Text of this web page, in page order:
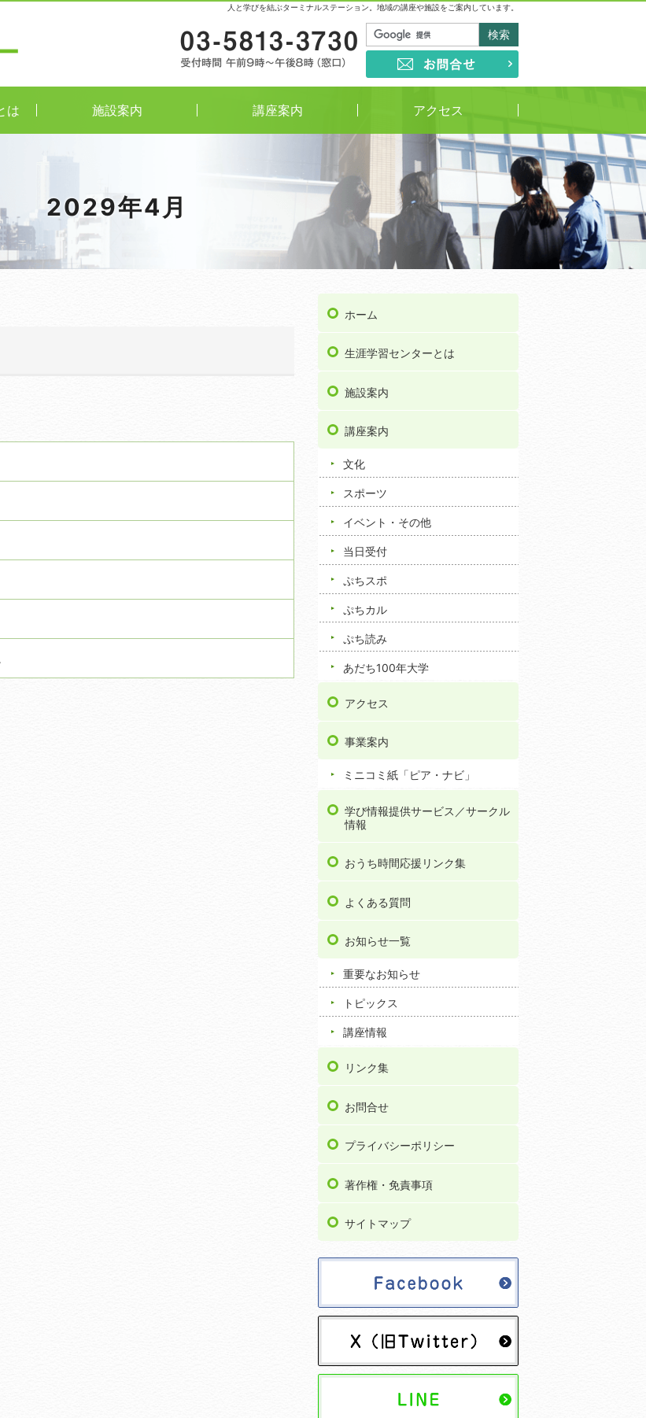
2029年4月
人と学びを結ぶターミナルステーション。地域の講座や施設をご案内しています。
ホーム
生涯学習センターとは
施設案内
講座案内
文化
スポーツ
イベント・その他
当日受付
ぷちスポ
ぷちカル
ぷち読み
あだち100年大学
アクセス
事業案内
ミニコミ紙「ピア・ナビ」
学び情報提供サービス／サークル
情報
おうち時間応援リンク集
よくある質問
お知らせ一覧
重要なお知らせ
トピックス
講座情報
リンク集
お問合せ
プライバシーポリシー
著作権・免責事項
サイトマップ
03-5813-3730
受付時間午前9時～午後8時（窓口）
は 施設案内 講座案内 アクセス